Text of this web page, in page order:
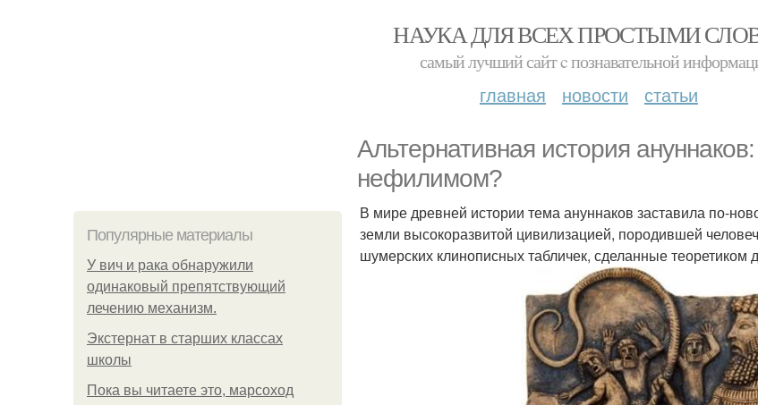
НАУКА ДЛЯ ВСЕХ ПРОСТЫМИ
самый лучший сайт c познавательной
главная новости статьи
Aльтepнативная истopия
нефилимом?
Популярные материалы
У вич и рака обнаружили
одинаковый препятствующий
лечению механизм.
Экстернат в старших классах
школы
Пока вы читаете это, марсоход
В мире древней истории тема ануннаков заставила по-
земли высокоразвитой цивилизацией, породившей
шумерских клинописных табличек, сделанные теоретиком